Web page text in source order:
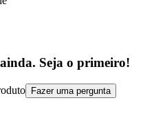
Seja o primeiro!
Fazer uma pergunta